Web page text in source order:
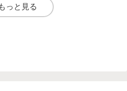
もっと見る